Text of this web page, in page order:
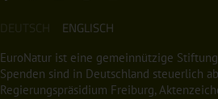
DEUTSCH ENGLISCH
EuroNatur ist eine gemeinnützige
Spenden sind in Deutschland steuerlich
Regierungspräsidium Freiburg,